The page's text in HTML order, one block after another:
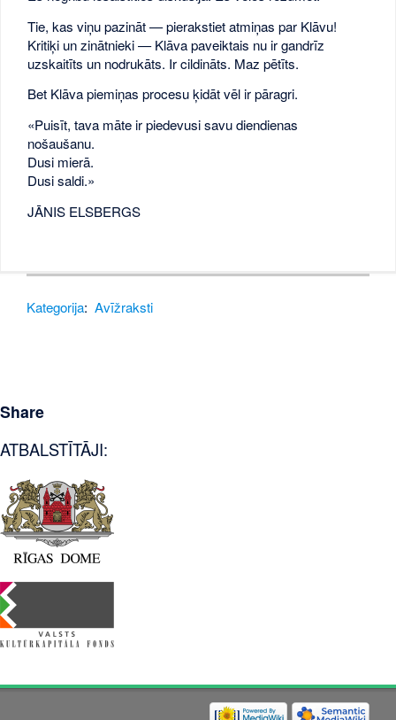
Tie, kas viņu pazināt — pierakstiet atmiņas par Klāvu!
Kritiķi un zinātnieki — Klāva paveiktais nu ir gandrīz
uzskaitīts un nodrukāts. Ir cildināts. Maz pētīts.
Bet Klāva piemiņas procesu ķidāt vēl ir pāragri.
«Puisīt, tava māte ir piedevusi savu diendienas
nošaušanu.
Dusi mierā.
Dusi saldi.»
JĀNIS ELSBERGS
Kategorija: Avīžraksti
Share
ATBALSTĪTĀJI: